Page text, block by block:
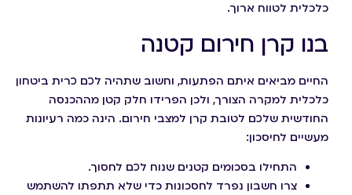
כלכלית לטווח ארוך.
בנו קרן חירום קטנה
החיים מביאים איתם הפתעות, וחשוב שתהיה לכם כרית ביטחון
כלכלית למקרה הצורך, ולכן הפרידו חלק קטן מההכנסה
החודשית שלכם לטובת קרן למצבי חירום. הינה כמה רעיונות
מעשיים לחיסכון:
התחילו בסכומים קטנים שנוח לכם לחסוך.
צרו חשבון נפרד לחסכונות כדי שלא תתפתו להשתמש